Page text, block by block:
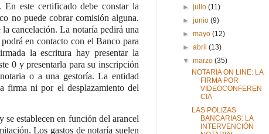
En este certificado debe constar la
no puede cobrar comisión alguna.
cancelación. La notaría pedirá una
en contacto con el Banco para
la escritura hay presentar la
0 y presentarla para su inscripción
o a una gestoría. La entidad
firma ni por el desplazamiento del
establecen en función del arancel
Los gastos de notaría suelen
►julio(11)
►junio(9)
►mayo(12)
►abril(13)
▼marzo(35)
NOTARIA ON LINE: LA
FIRMA POR
VIDEOCONFEREN
CIA
LAS POLIZAS
BANCARIAS: LA
INTERVENCIÓN